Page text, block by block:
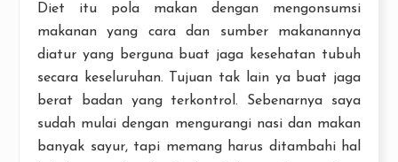
Diet itu pola makan dengan mengonsumsi
makanan yang cara dan sumber makanannya
diatur yang berguna buat jaga kesehatan tubuh
secara keseluruhan. Tujuan tak lain ya buat jaga
berat badan yang terkontrol. Sebenarnya saya
sudah mulai dengan mengurangi nasi dan makan
banyak sayur, tapi memang harus ditambahi hal